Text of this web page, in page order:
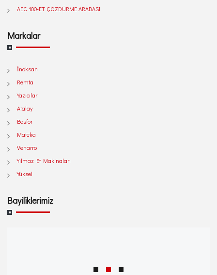
AEC 100-ET ÇÖZDÜRME ARABASI
Markalar
İnoksan
Remta
Yazıcılar
Atalay
Bosfor
Mateka
Venarro
Yılmaz Et Makinaları
Yüksel
Bayiliklerimiz